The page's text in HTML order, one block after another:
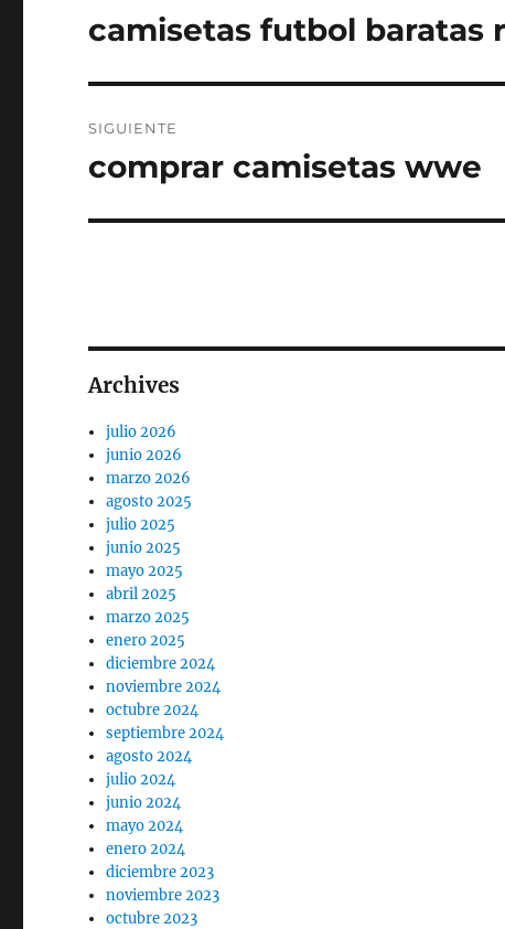
de
Entrada
camisetas futbol baratas
SIGUIENTE
Entrada
comprar camisetas wwe
Archives
julio 2026
junio 2026
marzo 2026
agosto 2025
julio 2025
junio 2025
mayo 2025
abril 2025
marzo 2025
enero 2025
diciembre 2024
noviembre 2024
octubre 2024
septiembre 2024
agosto 2024
julio 2024
junio 2024
mayo 2024
enero 2024
diciembre 2023
noviembre 2023
octubre 2023